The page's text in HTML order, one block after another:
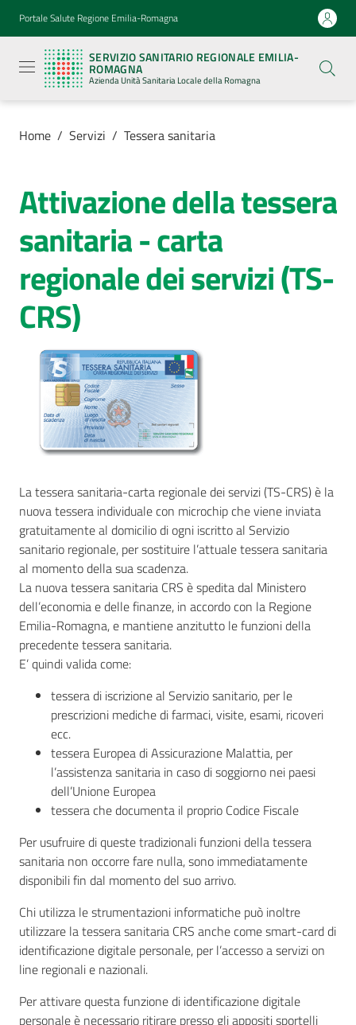
Vai al contenuto
Vai alla navigazione
Vai al footer
Portale Salute Regione Emilia-Romagna
SERVIZIO SANITARIO REGIONALE EMILIA-
ROMAGNA
Azienda Unità Sanitaria Locale della Romagna
Sanitario
Regionale
Emilia-
Romagna
Azienda
Sanitaria
Locale della
Menu selezionato
Luoghi
di
AUSL
Comunica
Carta
dei
Servizi
Dedicato
a...
Bandi
Concorsi
Seguici
Home / Servizi / Tessera sanitaria
Attivazione della tessera
sanitaria - carta
regionale dei servizi (TS-
CRS)
La tessera sanitaria-carta regionale dei servizi (TS-CRS) è la
nuova tessera individuale con microchip che viene inviata
gratuitamente al domicilio di ogni iscritto al Servizio
sanitario regionale, per sostituire l’attuale tessera sanitaria
al momento della sua scadenza.
La nuova tessera sanitaria CRS è spedita dal Ministero
dell’economia e delle finanze, in accordo con la Regione
Emilia-Romagna, e mantiene anzitutto le funzioni della
precedente tessera sanitaria.
E’ quindi valida come:
tessera di iscrizione al Servizio sanitario, per le
prescrizioni mediche di farmaci, visite, esami, ricoveri
ecc.
tessera Europea di Assicurazione Malattia, per
l’assistenza sanitaria in caso di soggiorno nei paesi
dell’Unione Europea
tessera che documenta il proprio Codice Fiscale
Per usufruire di queste tradizionali funzioni della tessera
sanitaria non occorre fare nulla, sono immediatamente
disponibili fin dal momento del suo arrivo.
Chi utilizza le strumentazioni informatiche può inoltre
utilizzare la tessera sanitaria CRS anche come smart-card di
identificazione digitale personale, per l’accesso a servizi on
line regionali e nazionali.
Per attivare questa funzione di identificazione digitale
personale è necessario ritirare presso gli appositi sportelli